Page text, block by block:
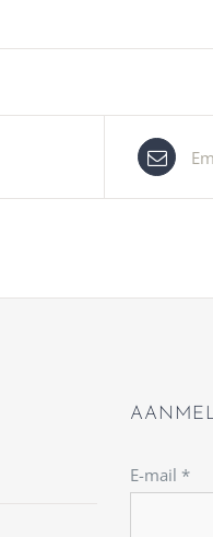
E-mail *